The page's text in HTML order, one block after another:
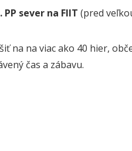
PP sever na FIIT (pred
na na viac ako 40 hier,
čas a zábavu.